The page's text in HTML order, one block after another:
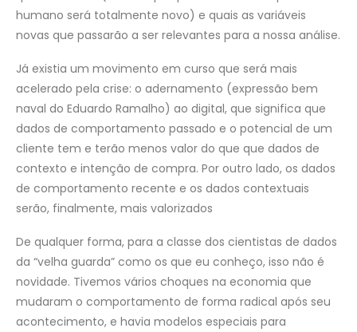
humano será totalmente novo) e quais as variáveis
novas que passarão a ser relevantes para a nossa análise.
Já existia um movimento em curso que será mais
acelerado pela crise: o adernamento (expressão bem
naval do Eduardo Ramalho) ao digital, que significa que
dados de comportamento passado e o potencial de um
cliente tem e terão menos valor do que que dados de
contexto e intenção de compra. Por outro lado, os dados
de comportamento recente e os dados contextuais
serão, finalmente, mais valorizados
De qualquer forma, para a classe dos cientistas de dados
da “velha guarda” como os que eu conheço, isso não é
novidade. Tivemos vários choques na economia que
mudaram o comportamento de forma radical após seu
acontecimento, e havia modelos especiais para